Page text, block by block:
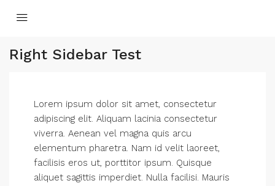
Right Sidebar Test
Lorem ipsum dolor sit amet, consectetur
adipiscing elit. Aliquam lacinia consectetur
viverra. Aenean vel magna quis arcu
elementum pharetra. Nam id velit laoreet,
facilisis eros ut, porttitor ipsum. Quisque
aliquet sagittis imperdiet. Nulla facilisi. Mauris